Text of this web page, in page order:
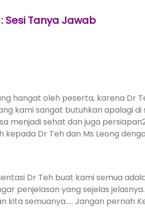
Sesi Tanya Jawab
hangat oleh peserta, karena Dr
kami sangat butuhkan apalagi di
menjadi sehat dan juga
kepada Dr Teh dan Ms Leong
Dr Teh buat kami semua
penjelasan yang sejelas
semuanya….. Jangan pernah